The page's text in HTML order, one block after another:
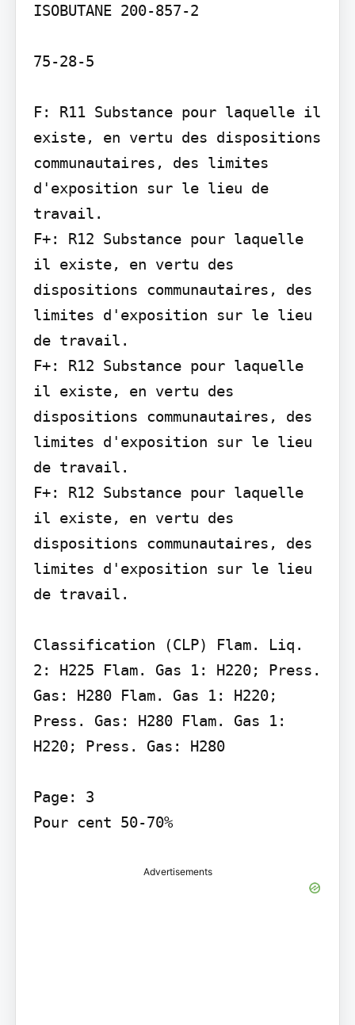
ISOBUTANE 200-857-2
75-28-5
F: R11 Substance pour laquelle il
existe, en vertu des dispositions
communautaires, des limites
d'exposition sur le lieu de
travail.
F+: R12 Substance pour laquelle
il existe, en vertu des
dispositions communautaires, des
limites d'exposition sur le lieu
de travail.
F+: R12 Substance pour laquelle
il existe, en vertu des
dispositions communautaires, des
limites d'exposition sur le lieu
de travail.
F+: R12 Substance pour laquelle
il existe, en vertu des
dispositions communautaires, des
limites d'exposition sur le lieu
de travail.
Classification (CLP) Flam. Liq.
2: H225 Flam. Gas 1: H220; Press.
Gas: H280 Flam. Gas 1: H220;
Press. Gas: H280 Flam. Gas 1:
H220; Press. Gas: H280
Page: 3
Pour cent 50-70%
Advertisements